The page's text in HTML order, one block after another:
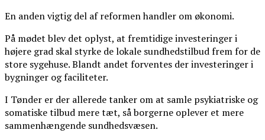
En anden vigtig del af reformen handler om økonomi.
På mødet blev det oplyst, at fremtidige investeringer i
højere grad skal styrke de lokale sundhedstilbud frem for de
store sygehuse. Blandt andet forventes der investeringer i
bygninger og faciliteter.
I Tønder er der allerede tanker om at samle psykiatriske og
somatiske tilbud mere tæt, så borgerne oplever et mere
sammenhængende sundhedsvæsen.